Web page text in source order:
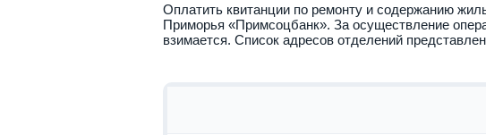
Оплатить квитанции по ремонту и содержанию
Приморья «Примсоцбанк». За осуществление
взимается. Список адресов отделений